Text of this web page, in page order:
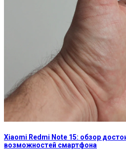
Xiaomi Redmi Note 15: обзор
возможностей смартфона